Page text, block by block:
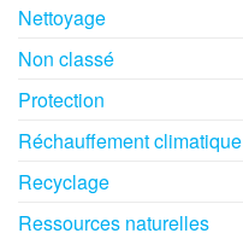
Nettoyage
Non classé
Protection
Réchauffement climatique
Recyclage
Ressources naturelles